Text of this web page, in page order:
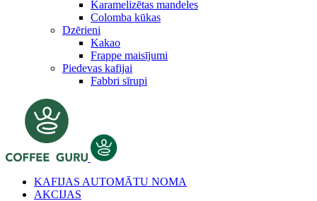
Karamelizētas mandeles
Colomba kūkas
Dzērieni
Kakao
Frappe maisījumi
Piedevas kafijai
Fabbri sīrupi
KAFIJAS AUTOMĀTU NOMA
AKCIJAS